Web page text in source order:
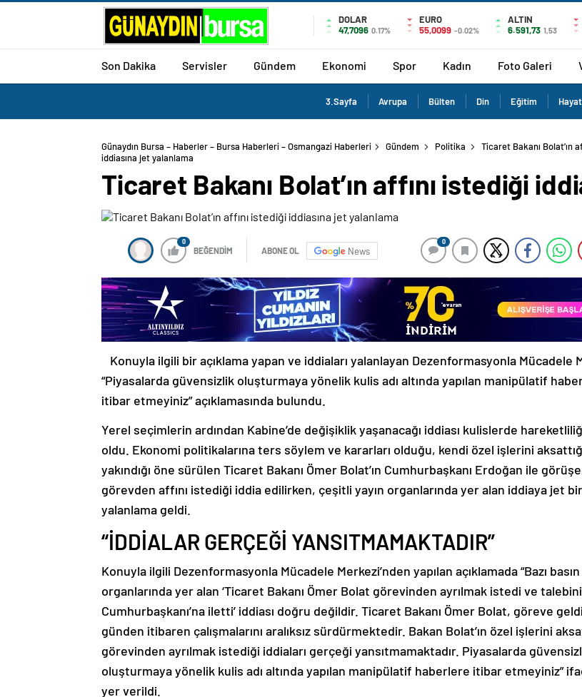
DOLAR
47,7096 0.17%
EURO
55,0099 -0.02%
ALTIN
6.591,73 1,53
Son Dakika Servisler Gündem Ekonomi Spor Kadın Foto Galeri
3.Sayfa Avrupa Bülten Din Eğitim Hayat
Günaydın Bursa – Haberler – Bursa Haberleri – Osmangazi Haberleri Gündem Politika
Ticaret Bakanı Bolat’ın
iddiasına jet yalanlama
Ticaret Bakanı Bolat’ın affını istediği
0
BEĞENDİM ABONE OL News
0
Konuyla ilgili bir açıklama yapan ve iddiaları yalanlayan Dezenformasyonla Mücadele
“Piyasalarda güvensizlik oluşturmaya yönelik kulis adı altında yapılan manipülatif
itibar etmeyiniz” açıklamasında bulundu.
Yerel seçimlerin ardından Kabine’de değişiklik yaşanacağı iddiası kulislerde
oldu. Ekonomi politikalarına ters söylem ve kararları olduğu, kendi özel işlerini
yakındığı öne sürülen Ticaret Bakanı Ömer Bolat’ın Cumhurbaşkanı Erdoğan ile
görevden affını istediği iddia edilirken, çeşitli yayın organlarında yer alan iddiaya jet bir
yalanlama geldi.
“İDDİALAR GERÇEĞİ YANSITMAMAKTADIR”
Konuyla ilgili Dezenformasyonla Mücadele Merkezi’nden yapılan açıklamada “Bazı basın
organlarında yer alan ‘Ticaret Bakanı Ömer Bolat görevinden ayrılmak istedi ve talebini
Cumhurbaşkanı’na iletti’ iddiası doğru değildir. Ticaret Bakanı Ömer Bolat, göreve
günden itibaren çalışmalarını aralıksız sürdürmektedir. Bakan Bolat’ın özel işlerini
görevinden ayrılmak istediği iddiaları gerçeği yansıtmamaktadır. Piyasalarda
oluşturmaya yönelik kulis adı altında yapılan manipülatif haberlere itibar etmeyiniz”
yer verildi.